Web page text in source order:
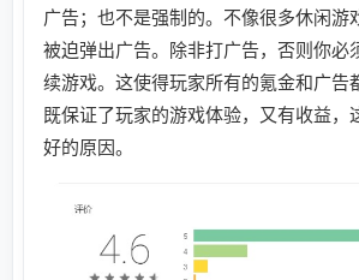
广告；也不是强制的。不像很多休闲游
被迫弹出广告。除非打广告，否则你必
续游戏。这使得玩家所有的氪金和广告
既保证了玩家的游戏体验，又有收益，
好的原因。